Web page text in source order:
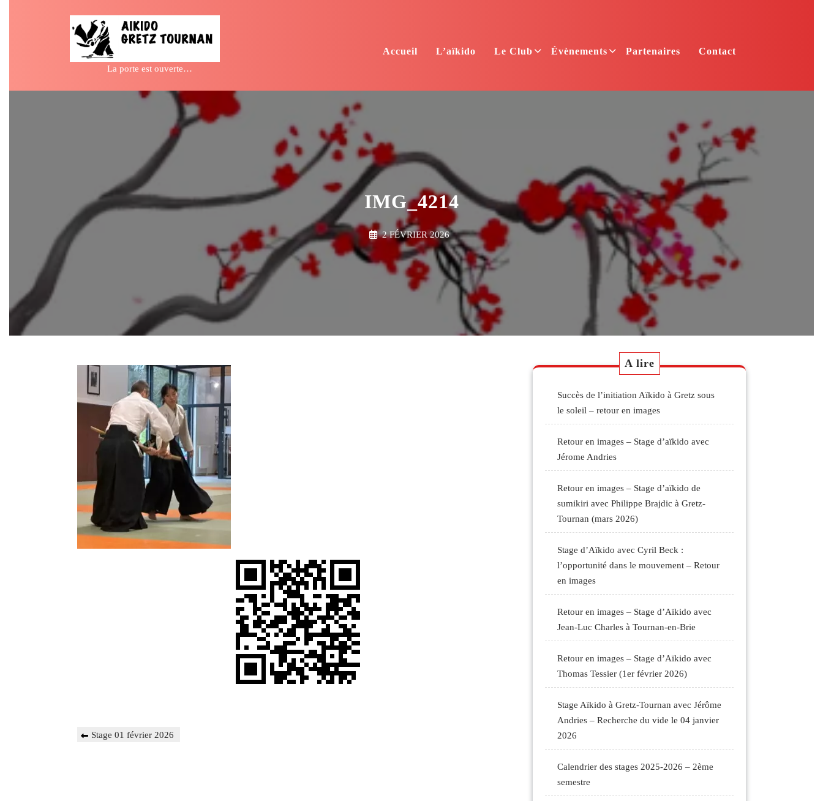
La porte est ouverte…
Accueil L’aïkido Le Club Évènements Partenaires Contact
IMG_4214
2 FÉVRIER 2026
Navigation
Previous
Stage 01 février 2026
A lire
Succès de l’initiation Aïkido à Gretz sous
le soleil – retour en images
Retour en images – Stage d’aïkido avec
Jérome Andries
Retour en images – Stage d’aïkido de
sumikiri avec Philippe Brajdic à Gretz-
Tournan (mars 2026)
Stage d’Aïkido avec Cyril Beck :
l’opportunité dans le mouvement – Retour
en images
Retour en images – Stage d’Aïkido avec
Jean-Luc Charles à Tournan-en-Brie
Retour en images – Stage d’Aïkido avec
Thomas Tessier (1er février 2026)
Stage Aïkido à Gretz-Tournan avec Jérôme
Andries – Recherche du vide le 04 janvier
2026
Calendrier des stages 2025-2026 – 2ème
semestre